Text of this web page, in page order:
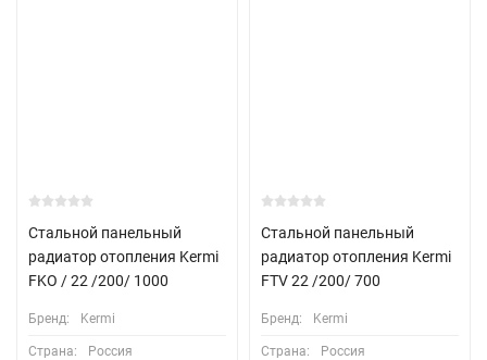
Стальной панельный
радиатор отопления Kermi
FKO / 22 /200/ 1000
Бренд: Kermi
Страна: Россия
Стальной панельный
радиатор отопления Kermi
FTV 22 /200/ 700
Бренд: Kermi
Страна: Россия